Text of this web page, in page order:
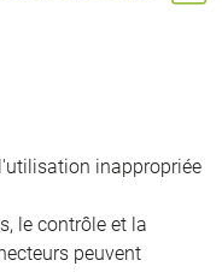
inappropriée
le contrôle et la
peuvent